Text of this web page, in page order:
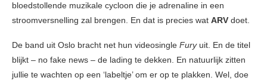
bloedstollende muzikale cycloon die je adrenaline in een
stroomversnelling zal brengen. En dat is precies wat ARV doet.
De band uit Oslo bracht net hun videosingle Fury uit. En de titel
blijkt – no fake news – de lading te dekken. En natuurlijk zitten
jullie te wachten op een ‘labeltje’ om er op te plakken. Wel, doe